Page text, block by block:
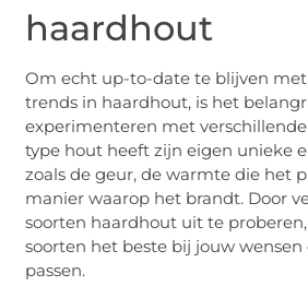
haardhout
Om echt up-to-date te blijven
trends in haardhout, is het
experimenteren met
type hout heeft zijn eigen unieke
zoals de geur, de warmte die het
manier waarop het brandt. Door
soorten haardhout uit te
soorten het beste bij jouw
passen.